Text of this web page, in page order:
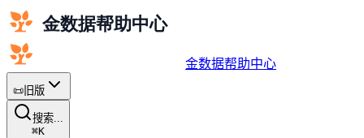
金数据帮助中心
📜 旧版
搜索...
⌘K